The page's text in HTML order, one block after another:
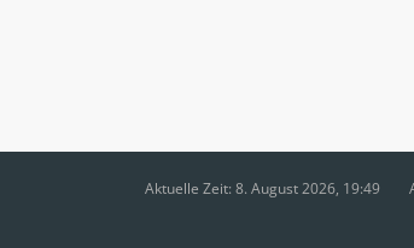
Aktuelle Zeit: 8. August 2026, 19:49